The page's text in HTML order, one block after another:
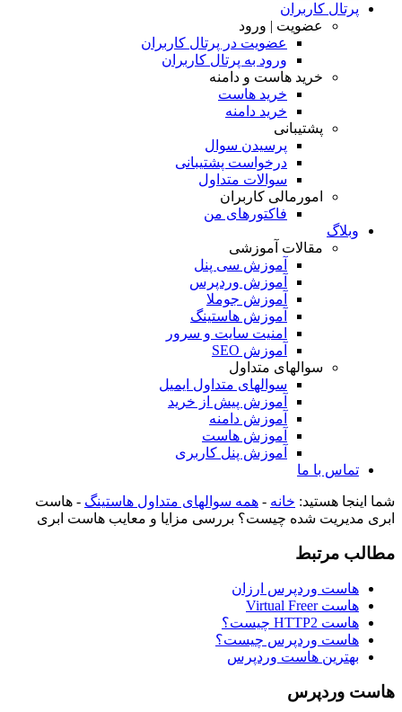
پرتال کاربران
عضویت | ورود
عضویت در پرتال کاربران
ورود به پرتال کاربران
خرید هاست و دامنه
خرید هاست
خرید دامنه
پشتیبانی
پرسیدن سوال
درخواست پشتیبانی
سوالات متداول
امورمالی کاربران
فاکتورهای من
وبلاگ
مقالات آموزشی
آموزش سی پنل
آموزش وردپرس
آموزش جوملا
آموزش هاستینگ
امنیت سایت و سرور
آموزش SEO
سوالهای متداول
سوالهای متداول ایمیل
آموزش پیش از خرید
آموزش دامنه
آموزش هاست
آموزش پنل کاربری
تماس با ما
شما اینجا هستید: خانه - همه سوالهای متداول هاستینگ - هاست
ابری مدیریت شده چیست؟ بررسی مزایا و معایب هاست ابری
مطالب مرتبط
هاست وردپرس ارزان
هاست Virtual Freer
هاست HTTP2 چیست؟
هاست وردپرس چیست؟
بهترین هاست وردپرس
هاست وردپرس